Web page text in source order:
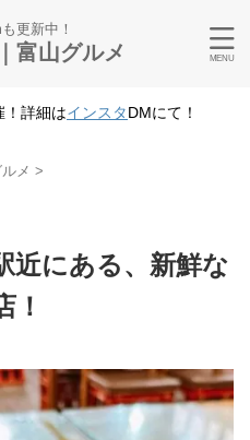
更新中！
富山グルメ
！詳細はインスタDMにて！
メ >
近にある、新鮮な
！